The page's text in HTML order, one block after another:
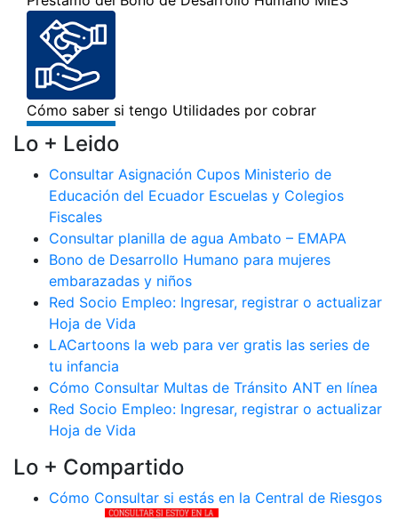
Lo + Leido
Consultar Asignación Cupos Ministerio de
Educación del Ecuador Escuelas y Colegios
Fiscales
Consultar planilla de agua Ambato – EMAPA
Bono de Desarrollo Humano para mujeres
embarazadas y niños
Red Socio Empleo: Ingresar, registrar o actualizar
Hoja de Vida
LACartoons la web para ver gratis las series de
tu infancia
Cómo Consultar Multas de Tránsito ANT en línea
Red Socio Empleo: Ingresar, registrar o actualizar
Hoja de Vida
Lo + Compartido
Cómo Consultar si estás en la Central de Riesgos